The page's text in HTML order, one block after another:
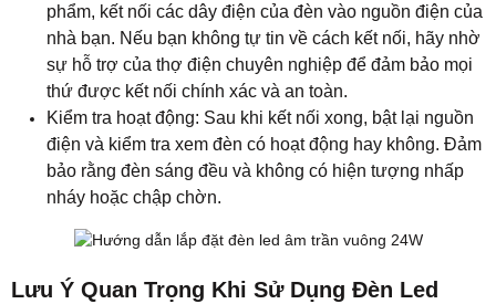
phẩm, kết nối các dây điện của đèn vào nguồn điện của
nhà bạn. Nếu bạn không tự tin về cách kết nối, hãy nhờ
sự hỗ trợ của thợ điện chuyên nghiệp để đảm bảo mọi
thứ được kết nối chính xác và an toàn.
Kiểm tra hoạt động: Sau khi kết nối xong, bật lại nguồn
điện và kiểm tra xem đèn có hoạt động hay không. Đảm
bảo rằng đèn sáng đều và không có hiện tượng nhấp
nháy hoặc chập chờn.
Lưu Ý Quan Trọng Khi Sử Dụng Đèn Led